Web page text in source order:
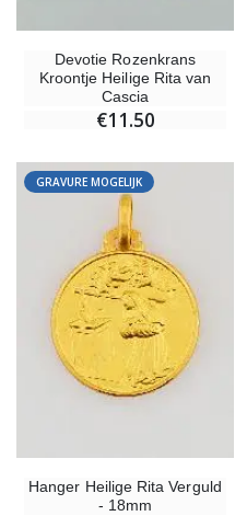
Devotie Rozenkrans
Kroontje Heilige Rita van
Cascia
€11.50
GRAVURE MOGELIJK
Hanger Heilige Rita Verguld
- 18mm